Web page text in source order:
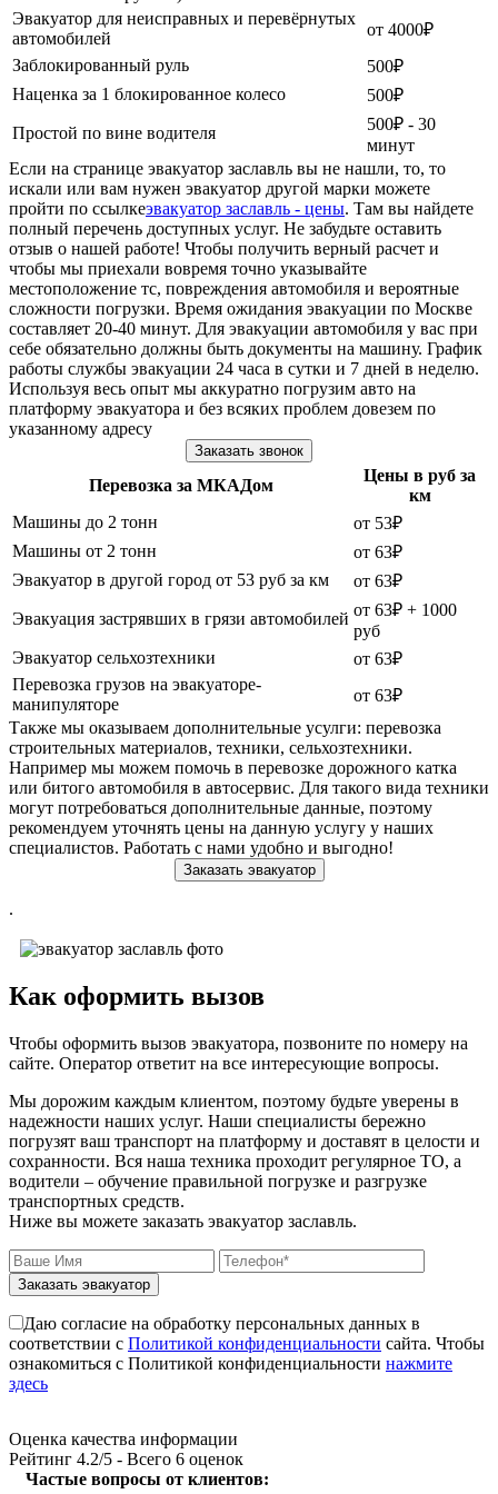
Эвакуатор для неисправных и перевёрнутых
автомобилей
от 4000₽
Заблокированный руль
500₽
Наценка за 1 блокированное колесо
500₽
Простой по вине водителя
500₽ - 30
минут
Если на странице эвакуатор заславль вы не нашли, то, то
искали или вам нужен эвакуатор другой марки можете
пройти по ссылкеэвакуатор заславль - цены. Там вы найдете
полный перечень доступных услуг. Не забудьте оставить
отзыв о нашей работе! Чтобы получить верный расчет и
чтобы мы приехали вовремя точно указывайте
местоположение тс, повреждения автомобиля и вероятные
сложности погрузки. Время ожидания эвакуации по Москве
составляет 20-40 минут. Для эвакуации автомобиля у вас при
себе обязательно должны быть документы на машину. График
работы службы эвакуации 24 часа в сутки и 7 дней в неделю.
Используя весь опыт мы аккуратно погрузим авто на
платформу эвакуатора и без всяких проблем довезем по
указанному адресу
Заказать звонок
Перевозка за МКАДом
Цены в руб за
км
Машины до 2 тонн
от 53₽
Машины от 2 тонн
от 63₽
Эвакуатор в другой город от 53 руб за км
от 63₽
Эвакуация застрявших в грязи автомобилей от 63₽ + 1000
руб
Эвакуатор сельхозтехники
от 63₽
Перевозка грузов на эвакуаторе-
манипуляторе
от 63₽
Также мы оказываем дополнительные усулги: перевозка
строительных материалов, техники, сельхозтехники.
Например мы можем помочь в перевозке дорожного катка
или битого автомобиля в автосервис. Для такого вида техники
могут потребоваться дополнительные данные, поэтому
рекомендуем уточнять цены на данную услугу у наших
специалистов. Работать с нами удобно и выгодно!
Заказать эвакуатор
.
Как оформить вызов
Чтобы оформить вызов эвакуатора, позвоните по номеру на
сайте. Оператор ответит на все интересующие вопросы.
Мы дорожим каждым клиентом, поэтому будьте уверены в
надежности наших услуг. Наши специалисты бережно
погрузят ваш транспорт на платформу и доставят в целости и
сохранности. Вся наша техника проходит регулярное ТО, а
водители – обучение правильной погрузке и разгрузке
транспортных средств.
Ниже вы можете заказать эвакуатор заславль.
Заказать эвакуатор
Даю согласие на обработку персональных данных в
соответствии с Политикой конфиденциальности сайта. Чтобы
ознакомиться с Политикой конфиденциальности нажмите
здесь
Оценка качества информации
Рейтинг 4.2/5 - Всего 6 оценок
Частые вопросы от клиентов: